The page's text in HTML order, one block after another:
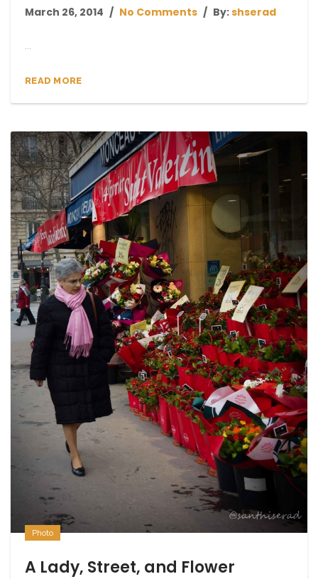
March 26, 2014 No Comments By:shserad
READ MORE
Photo
A Lady, Street, and Flower